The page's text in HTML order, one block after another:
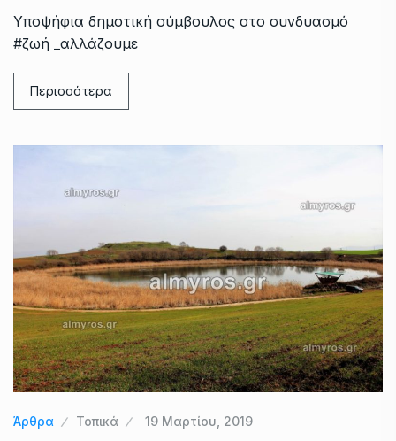
Υποψήφια δημοτική σύμβουλος στο συνδυασμό
#ζωή _αλλάζουμε
Περισσότερα
Άρθρα Τοπικά 19 Μαρτίου, 2019